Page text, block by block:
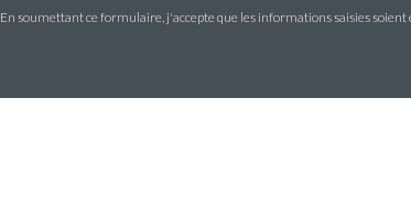
En soumettant ce formulaire, j'accepte que les informations saisies